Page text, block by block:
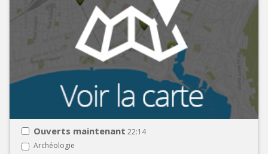
Ouverts maintenant 22:14
Archéologie